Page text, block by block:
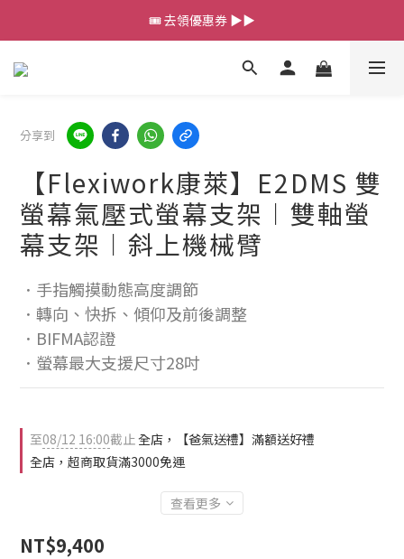
💰新會員送 $88 購物金
🎟️ 去領優惠券 ▶▶
💰新會員送 $88 購物金
分享到
【Flexiwork康萊】E2DMS 雙
螢幕氣壓式螢幕支架︱雙軸螢
幕支架︱斜上機械臂
．手指觸摸動態高度調節
．轉向、快拆、傾仰及前後調整
．BIFMA認證
．螢幕最大支援尺寸28吋
至08/12 16:00截止全店，【爸氣送禮】滿額送好禮
全店，超商取貨滿3000免運
查看更多
NT$9,400